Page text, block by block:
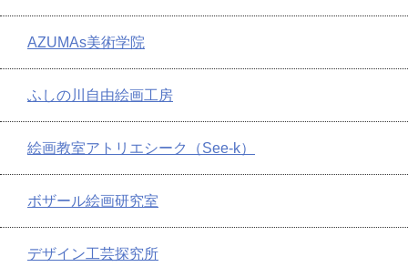
AZUMAs美術学院
ふしの川自由絵画工房
絵画教室アトリエシーク（See-k）
ボザール絵画研究室
デザイン工芸探究所